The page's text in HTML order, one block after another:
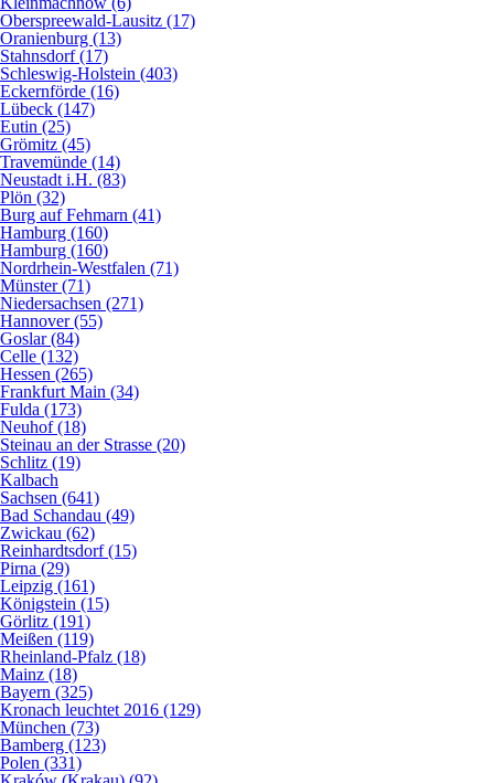
Oberspreewald-Lausitz (17)
Oranienburg (13)
Stahnsdorf (17)
Schleswig-Holstein (403)
Eckernförde (16)
Lübeck (147)
Eutin (25)
Grömitz (45)
Travemünde (14)
Neustadt i.H. (83)
Plön (32)
Burg auf Fehmarn (41)
Hamburg (160)
Hamburg (160)
Nordrhein-Westfalen (71)
Münster (71)
Niedersachsen (271)
Hannover (55)
Goslar (84)
Celle (132)
Hessen (265)
Frankfurt Main (34)
Fulda (173)
Neuhof (18)
Steinau an der Strasse (20)
Schlitz (19)
Kalbach
Sachsen (641)
Bad Schandau (49)
Zwickau (62)
Reinhardtsdorf (15)
Pirna (29)
Leipzig (161)
Königstein (15)
Görlitz (191)
Meißen (119)
Rheinland-Pfalz (18)
Mainz (18)
Bayern (325)
Kronach leuchtet 2016 (129)
München (73)
Bamberg (123)
Polen (331)